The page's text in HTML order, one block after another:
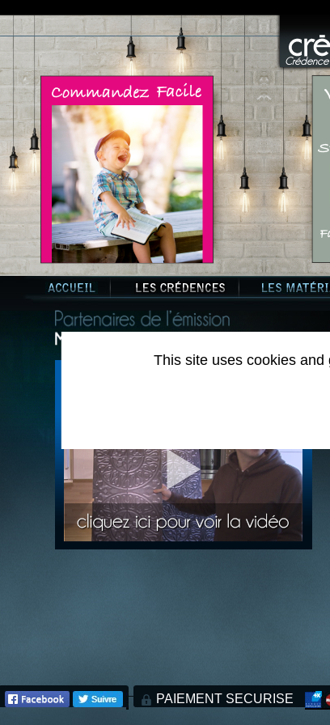
Crédence
PAIEMENT SECURISE
This site uses cookies